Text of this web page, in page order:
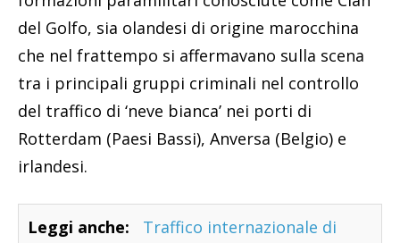
del Golfo, sia olandesi di origine marocchina
che nel frattempo si affermavano sulla scena
tra i principali gruppi criminali nel controllo
del traffico di ‘neve bianca’ nei porti di
Rotterdam (Paesi Bassi), Anversa (Belgio) e
irlandesi.
Leggi anche:
Traffico internazionale di